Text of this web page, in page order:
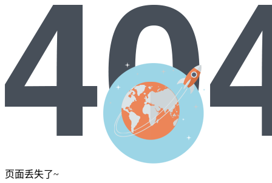
页面丢失了~